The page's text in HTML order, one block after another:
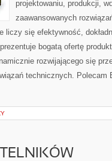
projektowaniu, produkcji,
zaawansowanych
liczy się efektywność,
bogatą ofertę
rozwijającego się
technicznych. Polecam